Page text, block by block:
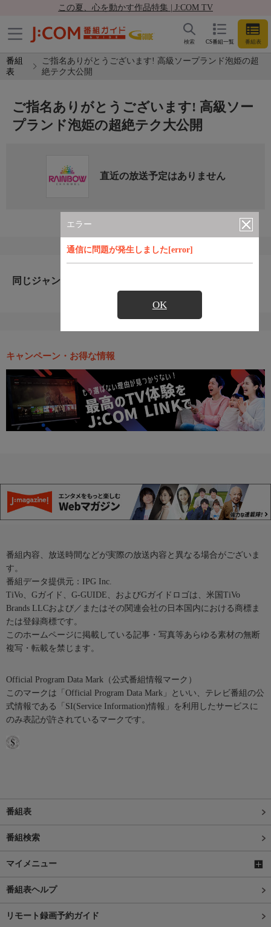
この夏、心を動かす作品特集 | J:COM TV
CS番組一覧 番組表
検索
番組
表
ご指名ありがとうございます! 高級ソープランド泡姫の超
絶テク大公開
エラー
通信に問題が発生しました[error]
OK
ご指名ありがとうございます! 高級ソー
プランド泡姫の超絶テク大公開
直近の放送予定はありません
同じジャンルのおすすめ番組
キャンペーン・お得な情報
番組内容、放送時間などが実際の放送内容と異なる場合がございま
す。
番組データ提供元：IPG Inc.
TiVo、Gガイド、G-GUIDE、およびGガイドロゴは、米国TiVo
Brands LLCおよび／またはその関連会社の日本国内における商標ま
たは登録商標です。
このホームページに掲載している記事・写真等あらゆる素材の無断
複写・転載を禁じます。
Official Program Data Mark（公式番組情報マーク）
このマークは「Official Program Data Mark」といい、テレビ番組の公
式情報である「SI(Service Information)情報」を利用したサービスに
のみ表記が許されているマークです。
番組表
番組検索
マイメニュー
番組表ヘルプ
リモート録画予約ガイド